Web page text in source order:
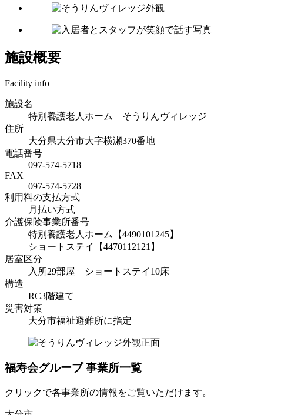
施設概要
Facility info
施設名
特別養護老人ホーム そうりんヴィレッジ
住所
大分県大分市大字横瀬370番地
電話番号
097-574-5718
FAX
097-574-5728
利用料の支払方式
月払い方式
介護保険事業所番号
特別養護老人ホーム【4490101245】
ショートステイ【4470112121】
居室区分
入所29部屋 ショートステイ10床
構造
RC3階建て
災害対策
大分市福祉避難所に指定
福寿会グループ 事業所一覧
クリックで各事業所の情報をご覧いただけます。